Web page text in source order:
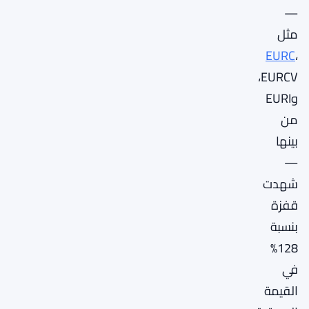
—
مثل
EURC،
EURCV،
وEURI
من
بينها
—
شهدت
قفزة
بنسبة
128%
في
القيمة